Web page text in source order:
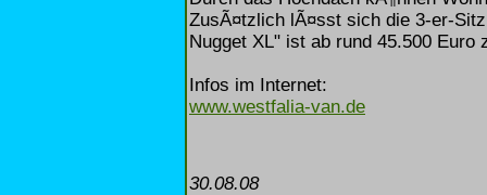
ZusÃ¤tzlich lÃ¤sst sich die 3-er-
Nugget XL" ist ab rund 45.500 Euro
Infos im Internet:
www.westfalia-van.de
30.08.08